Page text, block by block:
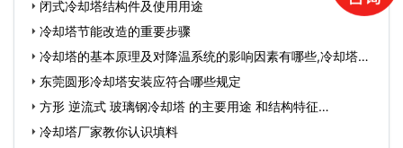
闭式冷却塔结构件及使用用途
冷却塔节能改造的重要步骤
冷却塔的基本原理及对降温系统的影响因素有哪些,冷却塔工
作的基本原理…
东莞圆形冷却塔安装应符合哪些规定
方形 逆流式 玻璃钢冷却塔 的主要用途 和结构特征…
冷却塔厂家教你认识填料